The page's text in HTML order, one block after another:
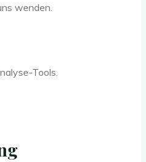
wenden.
Tools.